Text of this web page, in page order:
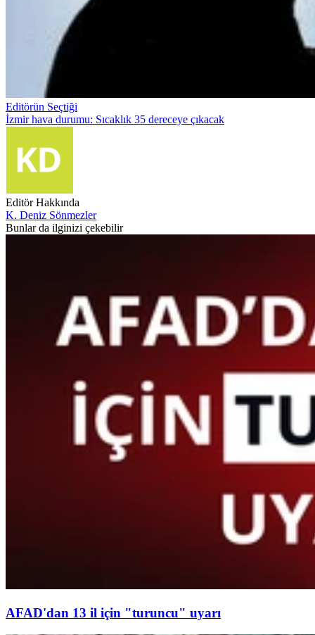
Editörün Seçtiği
İzmir hava durumu: Sıcaklık 35 dereceye çıkacak
Editör Hakkında
K. Deniz Sönmezler
Bunlar da ilginizi çekebilir
AFAD'dan 13 il için "turuncu" uyarı